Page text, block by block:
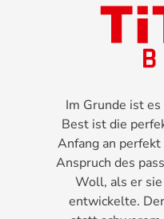
Im Grunde ist
Best ist die
Anfang an
Anspruch des
Woll, als er
entwickelte.